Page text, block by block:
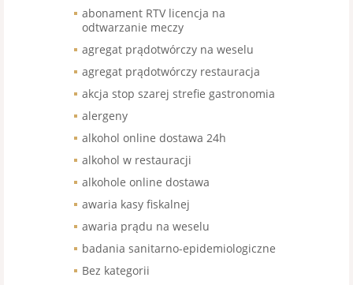
abonament RTV licencja na
odtwarzanie meczy
agregat prądotwórczy na weselu
agregat prądotwórczy restauracja
akcja stop szarej strefie gastronomia
alergeny
alkohol online dostawa 24h
alkohol w restauracji
alkohole online dostawa
awaria kasy fiskalnej
awaria prądu na weselu
badania sanitarno-epidemiologiczne
Bez kategorii